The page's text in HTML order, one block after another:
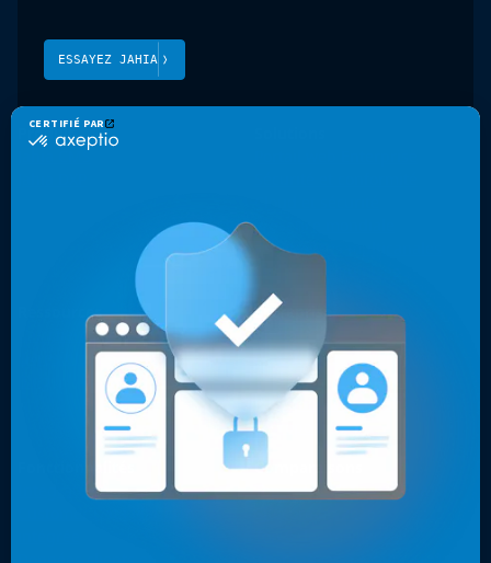
ESSAYEZ JAHIA
Produit
Jahia CMS
Présence mondiale
Expériences multicanales
Ressources
Cas clients
Livres blancs, vidéos & autres
Entreprise
Contact
Pourquoi les développeurs
choisissent Jahia ?
Pourquoi choisir Jahia ?
À propos
Intégrations
Comparaisons
Top 7 des alternatives à